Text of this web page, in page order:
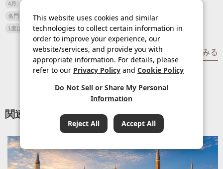
4月
名門・名物ホテルに泊まる グルメ 絶景 世界遺産を訪れる
1度は見てみたい遺跡 クルーズ 中近東・アフリカ トルコ
詳細をみる
関連するブログ
条件をクリア
This website uses cookies and similar
technologies to collect certain information in
order to improve your experience, our
website/services, and provide you with
appropriate information. For details, please
refer to our Privacy Policy and Cookie Policy
Do Not Sell or Share My Personal
Information
Reject All Accept All